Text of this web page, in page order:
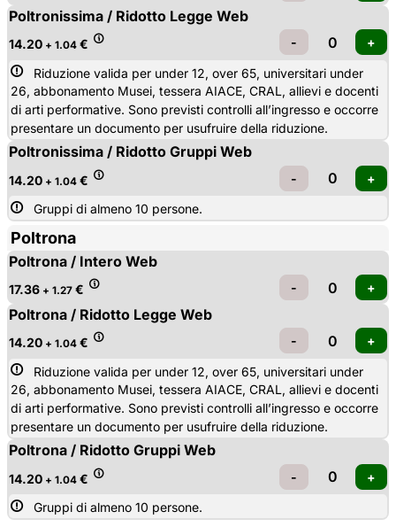
Poltronissima / Ridotto Legge Web
14.20 + 1.04 €
Riduzione valida per under 12, over 65, universitari under
26, abbonamento Musei, tessera AIACE, CRAL, allievi e docenti
di arti performative. Sono previsti controlli all’ingresso e occorre
presentare un documento per usufruire della riduzione.
Poltronissima / Ridotto Gruppi Web
14.20 + 1.04 €
Gruppi di almeno 10 persone.
Poltrona
Poltrona / Intero Web
17.36 + 1.27 €
Poltrona / Ridotto Legge Web
14.20 + 1.04 €
Riduzione valida per under 12, over 65, universitari under
26, abbonamento Musei, tessera AIACE, CRAL, allievi e docenti
di arti performative. Sono previsti controlli all’ingresso e occorre
presentare un documento per usufruire della riduzione.
Poltrona / Ridotto Gruppi Web
14.20 + 1.04 €
Gruppi di almeno 10 persone.